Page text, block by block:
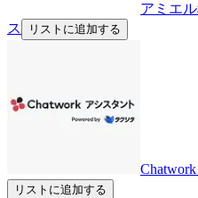
アミエ
ス
リストに追加する
リストに追加する